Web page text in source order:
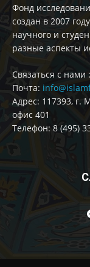
Фонд
создан в 2007
научного и
разные аспекты
Cвязаться с нами :
Почта:
Адрес: 117393, г.
офис 401
Телефон: 8 (495)